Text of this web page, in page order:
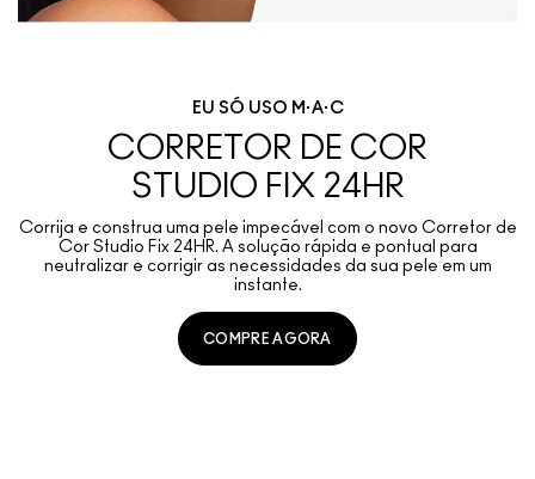
EU SÓ USO M·A·C
CORRETOR DE COR
STUDIO FIX 24HR
Corrija e construa uma pele impecável com o novo Corretor de
Cor Studio Fix 24HR. A solução rápida e pontual para
neutralizar e corrigir as necessidades da sua pele em um
instante.
COMPRE AGORA